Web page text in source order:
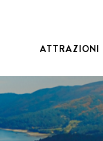
ATTRAZIONI